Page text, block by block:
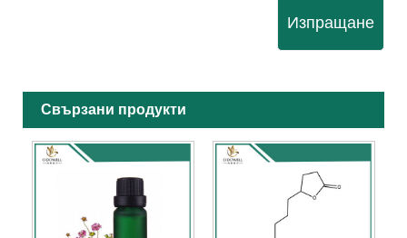
Изпращане
Свързани продукти